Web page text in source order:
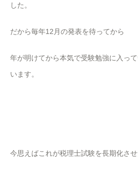
した。
だから毎年12月の発表を待ってから
年が明けてから本気で受験勉強に入っ
います。
今思えばこれが税理士試験を長期化さ